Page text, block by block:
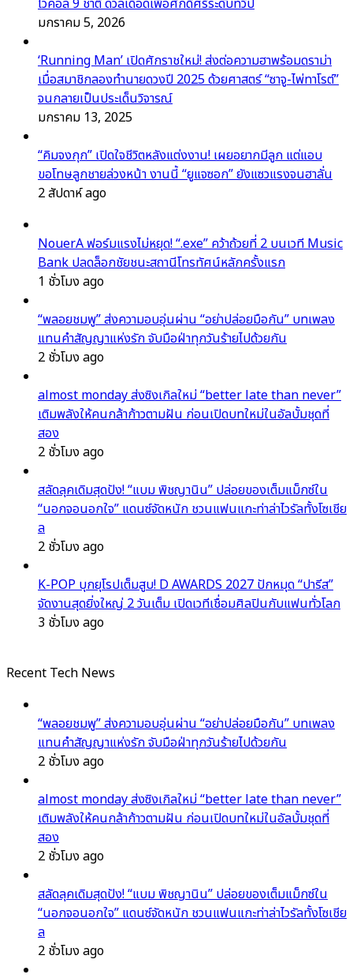
มกราคม 5, 2026
‘Running Man’ เปิดศักราชใหม่! ส่งต่อความฮาพร้อมดราม่า
เมื่อสมาชิกลองทำนายดวงปี 2025 ด้วยศาสตร์ “ซาจู-ไพ่ทาโรต์”
จนกลายเป็นประเด็นวิจารณ์
มกราคม 13, 2025
“คิมจงกุก” เปิดใจชีวิตหลังแต่งงาน! เผยอยากมีลูก แต่แอบ
ขอโทษลูกชายล่วงหน้า งานนี้ “ยูแจซอก” ยังแซวแรงจนฮาลั่น
2 สัปดาห์ ago
NouerA ฟอร์มแรงไม่หยุด! “.exe” คว้าถ้วยที่ 2 บนเวที Music
Bank ปลดล็อกชัยชนะสถานีโทรทัศน์หลักครั้งแรก
1 ชั่วโมง ago
“พลอยชมพู” ส่งความอบอุ่นผ่าน “อย่าปล่อยมือกัน” บทเพลง
แทนคำสัญญาแห่งรัก จับมือฝ่าทุกวันร้ายไปด้วยกัน
2 ชั่วโมง ago
almost monday ส่งซิงเกิลใหม่ “better late than never”
เติมพลังให้คนกล้าก้าวตามฝัน ก่อนเปิดบทใหม่ในอัลบั้มชุดที่
สอง
2 ชั่วโมง ago
สลัดลุคเดิมสุดปัง! “แบม พิชญานิน” ปล่อยของเต็มแม็กซ์ใน
“นอกจอนอกใจ” แดนซ์จัดหนัก ชวนแฟนแกะท่าล่าไวรัลทั้งโซเชีย
ล
2 ชั่วโมง ago
K-POP บุกยุโรปเต็มสูบ! D AWARDS 2027 ปักหมุด “ปารีส”
จัดงานสุดยิ่งใหญ่ 2 วันเต็ม เปิดเวทีเชื่อมศิลปินกับแฟนทั่วโลก
3 ชั่วโมง ago
Recent Tech News
“พลอยชมพู” ส่งความอบอุ่นผ่าน “อย่าปล่อยมือกัน” บทเพลง
แทนคำสัญญาแห่งรัก จับมือฝ่าทุกวันร้ายไปด้วยกัน
2 ชั่วโมง ago
almost monday ส่งซิงเกิลใหม่ “better late than never”
เติมพลังให้คนกล้าก้าวตามฝัน ก่อนเปิดบทใหม่ในอัลบั้มชุดที่
สอง
2 ชั่วโมง ago
สลัดลุคเดิมสุดปัง! “แบม พิชญานิน” ปล่อยของเต็มแม็กซ์ใน
“นอกจอนอกใจ” แดนซ์จัดหนัก ชวนแฟนแกะท่าล่าไวรัลทั้งโซเชีย
ล
2 ชั่วโมง ago